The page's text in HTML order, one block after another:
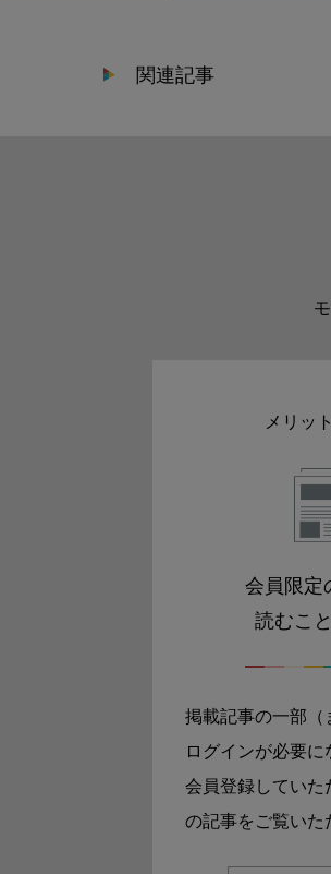
関連記事
メリット
会員限定
読むこ
掲載記事の一部（
ログインが必要に
会員登録していた
の記事をご覧いた